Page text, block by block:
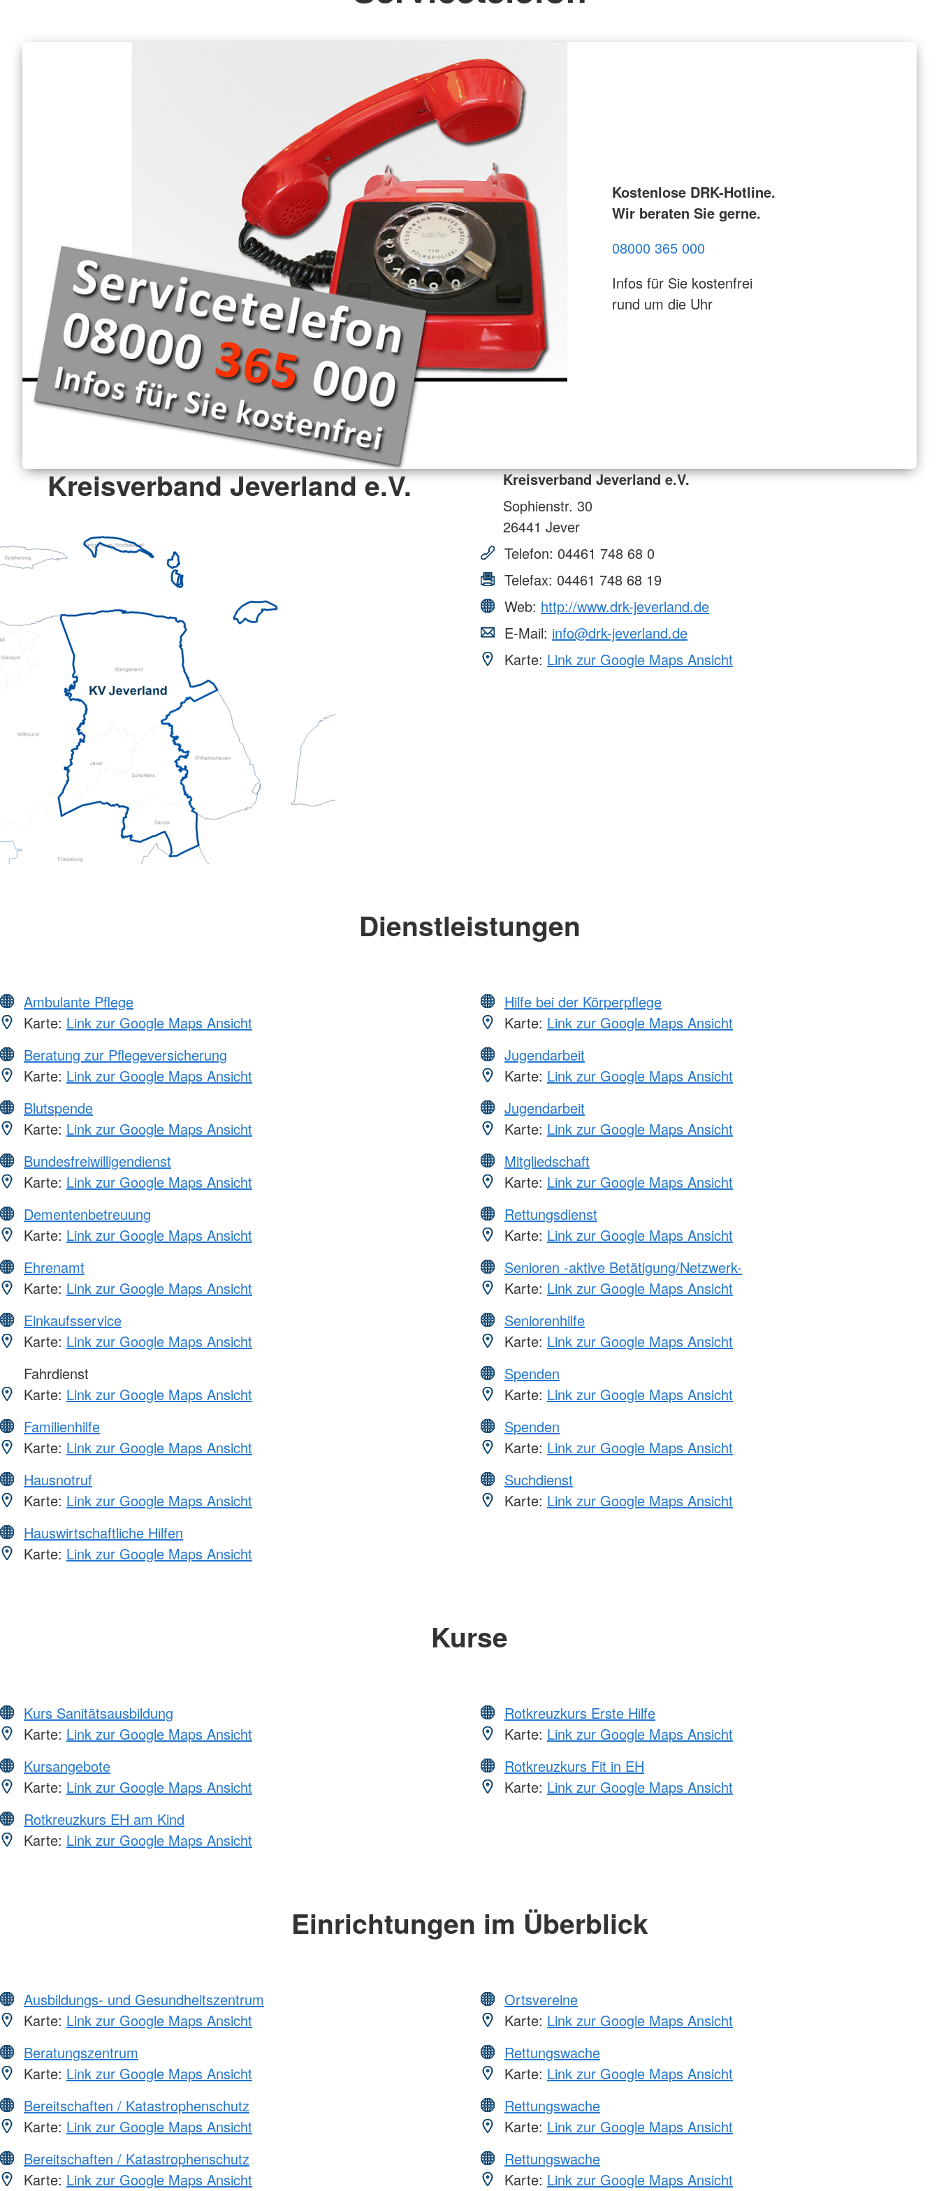
Kostenlose DRK-Hotline.
Wir beraten Sie gerne.
08000 365 000
Infos für Sie kostenfrei
rund um die Uhr
Kreisverband Jeverland e.V.
Kreisverband Jeverland e.V.
Sophienstr. 30
26441 Jever
Telefon: 04461 748 68 0
Telefax: 04461 748 68 19
Web: http://www.drk-jeverland.de
E-Mail: info@drk-jeverland.de
Karte: Link zur Google Maps Ansicht
Dienstleistungen
Ambulante Pflege
Karte: Link zur Google Maps Ansicht
Beratung zur Pflegeversicherung
Karte: Link zur Google Maps Ansicht
Blutspende
Karte: Link zur Google Maps Ansicht
Bundesfreiwilligendienst
Karte: Link zur Google Maps Ansicht
Dementenbetreuung
Karte: Link zur Google Maps Ansicht
Ehrenamt
Karte: Link zur Google Maps Ansicht
Einkaufsservice
Karte: Link zur Google Maps Ansicht
Fahrdienst
Karte: Link zur Google Maps Ansicht
Familienhilfe
Karte: Link zur Google Maps Ansicht
Hausnotruf
Karte: Link zur Google Maps Ansicht
Hauswirtschaftliche Hilfen
Karte: Link zur Google Maps Ansicht
Hilfe bei der Körperpflege
Karte: Link zur Google Maps Ansicht
Jugendarbeit
Karte: Link zur Google Maps Ansicht
Jugendarbeit
Karte: Link zur Google Maps Ansicht
Mitgliedschaft
Karte: Link zur Google Maps Ansicht
Rettungsdienst
Karte: Link zur Google Maps Ansicht
Senioren -aktive Betätigung/Netzwerk-
Karte: Link zur Google Maps Ansicht
Seniorenhilfe
Karte: Link zur Google Maps Ansicht
Spenden
Karte: Link zur Google Maps Ansicht
Spenden
Karte: Link zur Google Maps Ansicht
Suchdienst
Karte: Link zur Google Maps Ansicht
Kurse
Kurs Sanitätsausbildung
Karte: Link zur Google Maps Ansicht
Kursangebote
Karte: Link zur Google Maps Ansicht
Rotkreuzkurs EH am Kind
Karte: Link zur Google Maps Ansicht
Rotkreuzkurs Erste Hilfe
Karte: Link zur Google Maps Ansicht
Rotkreuzkurs Fit in EH
Karte: Link zur Google Maps Ansicht
Einrichtungen im Überblick
Ausbildungs- und Gesundheitszentrum
Karte: Link zur Google Maps Ansicht
Beratungszentrum
Karte: Link zur Google Maps Ansicht
Bereitschaften / Katastrophenschutz
Karte: Link zur Google Maps Ansicht
Bereitschaften / Katastrophenschutz
Karte: Link zur Google Maps Ansicht
Ortsvereine
Karte: Link zur Google Maps Ansicht
Rettungswache
Karte: Link zur Google Maps Ansicht
Rettungswache
Karte: Link zur Google Maps Ansicht
Rettungswache
Karte: Link zur Google Maps Ansicht